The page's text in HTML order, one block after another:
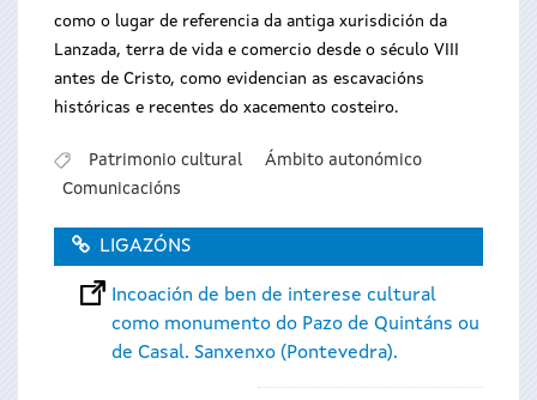
como o lugar de referencia da antiga xurisdición da
Lanzada, terra de vida e comercio desde o século VIII
antes de Cristo, como evidencian as escavacións
históricas e recentes do xacemento costeiro.
Patrimonio cultural
Ámbito autonómico
Comunicacións
LIGAZÓNS
Incoación de ben de interese cultural
como monumento do Pazo de Quintáns ou
de Casal. Sanxenxo (Pontevedra).